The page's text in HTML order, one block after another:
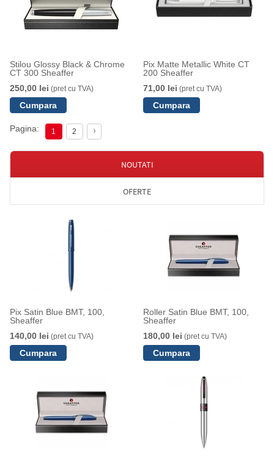
Stilou Glossy Black & Chrome
CT 300 Sheaffer
250,00 lei (pret cu TVA)
Pix Matte Metallic White CT
200 Sheaffer
71,00 lei (pret cu TVA)
Pagina: 1 2
NOUTATI
OFERTE
Pix Satin Blue BMT, 100,
Sheaffer
140,00 lei (pret cu TVA)
Roller Satin Blue BMT, 100,
Sheaffer
180,00 lei (pret cu TVA)